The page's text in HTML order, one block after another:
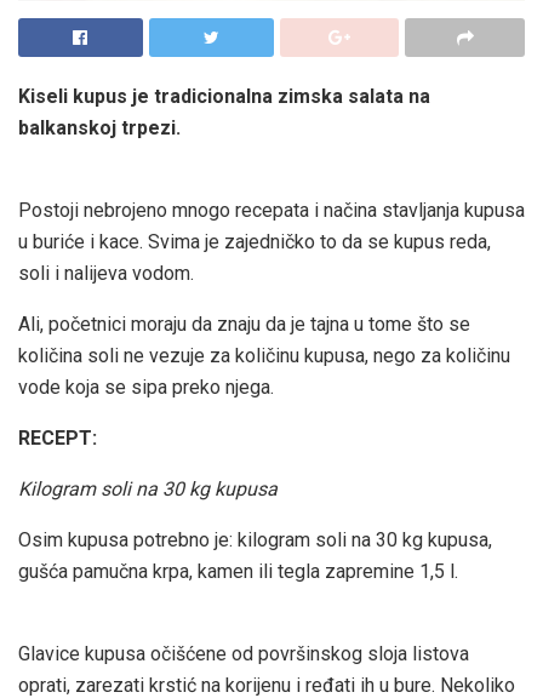
Kiseli kupus je tradicionalna zimska salata na
balkanskoj trpezi.
Postoji nebrojeno mnogo recepata i načina stavljanja kupusa
u buriće i kace. Svima je zajedničko to da se kupus reda,
soli i nalijeva vodom.
Ali, početnici moraju da znaju da je tajna u tome što se
količina soli ne vezuje za količinu kupusa, nego za količinu
vode koja se sipa preko njega.
RECEPT:
Kilogram soli na 30 kg kupusa
Osim kupusa potrebno je: kilogram soli na 30 kg kupusa,
gušća pamučna krpa, kamen ili tegla zapremine 1,5 l.
Glavice kupusa očišćene od površinskog sloja listova
oprati, zarezati krstić na korijenu i ređati ih u bure. Nekoliko